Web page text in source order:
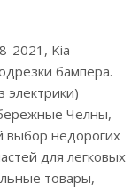
2021, Kia
бампера.
электрики)
Челны,
выбор недорогих
для легковых
товары,